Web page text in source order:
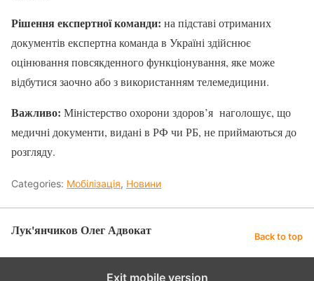
Рішення експертної команди: на підставі отриманих
документів експертна команда в Україні здійснює
оцінювання повсякденного функціонування, яке може
відбутися заочно або з використанням телемедицини.
Важливо: Міністерство охорони здоров’я наголошує, що
медичні документи, видані в РФ чи РБ, не приймаються до
розгляду.
Categories: Мобілізація, Новини
Лук'янчиков Олег Адвокат Back to top
Exit mobile version